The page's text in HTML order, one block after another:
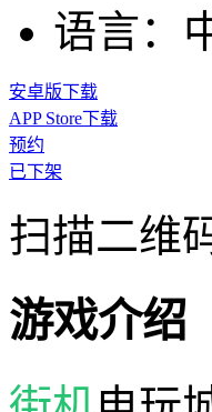
语言：
安卓版下载
APP Store下载
预约
已下架
扫描二维
游戏介绍